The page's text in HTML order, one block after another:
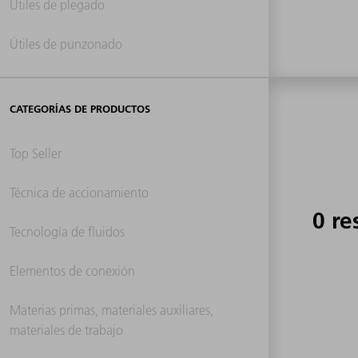
Útiles de plegado
Útiles de punzonado
CATEGORÍAS DE PRODUCTOS
Top Seller
Técnica de accionamiento
Tecnología de fluidos
Elementos de conexión
Materias primas, materiales auxiliares,
materiales de trabajo
0